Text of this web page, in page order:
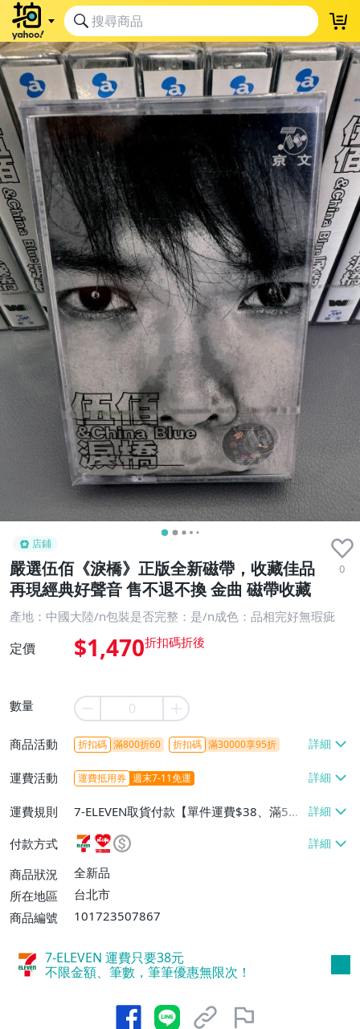
店鋪
嚴選伍佰《淚橋》正版全新磁帶，收藏佳品
再現經典好聲音 售不退不換 金曲 磁帶收藏
0
產地：中國大陸/n包裝是否完整：是/n成色：品相完好無瑕疵
定價 $1,470
數量
商品活動 折扣碼 滿800折60 折扣碼 滿30000享95折
運費活動 運費抵用券 週末7-11免運
運費規則
7-ELEVEN取貨付款【單件運費$38、滿5件
或消費滿$1298免運費】、7-ELEVEN取貨
不付款【免運費】、萊爾富取貨付款【單件
運費$60、滿5件或消費滿$1298免運
費】、宅配/貨運【單件運費$120、滿5件
付款方式
商品狀況
全新品
所在地區
台北市
商品編號
101723507867
7-ELEVEN 運費只要38元
不限金額、筆數，筆筆優惠無限次！